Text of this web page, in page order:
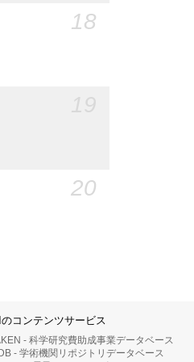
18
20
のコンテンツサービス
- 科学研究費助成事業データベース
- 学術機関リポジトリデータベース